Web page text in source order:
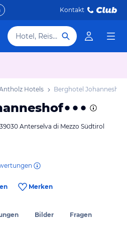
Kontakt
Hotel, Reiseziel
Hotels Berghotel Johanneshof
Anterselva di Mezzo Südtirol
Merken
Bilder Fragen